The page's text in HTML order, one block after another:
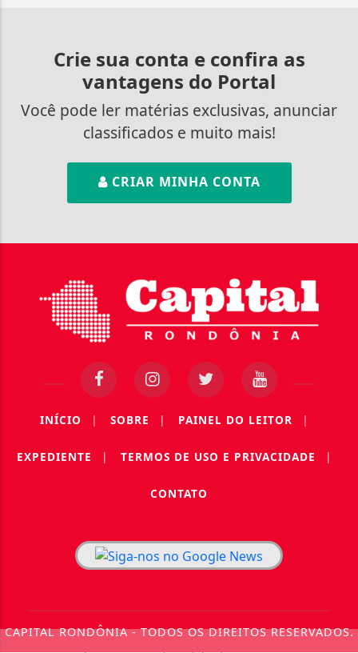
Crie sua conta e confira as
vantagens do Portal
Você pode ler matérias exclusivas, anunciar
classificados e muito mais!
CRIAR MINHA CONTA
INÍCIO | SOBRE | PAINEL DO LEITOR |
EXPEDIENTE | TERMOS DE USO E PRIVACIDADE |
CONTATO
CAPITAL RONDÔNIA - TODOS OS DIREITOS RESERVADOS.